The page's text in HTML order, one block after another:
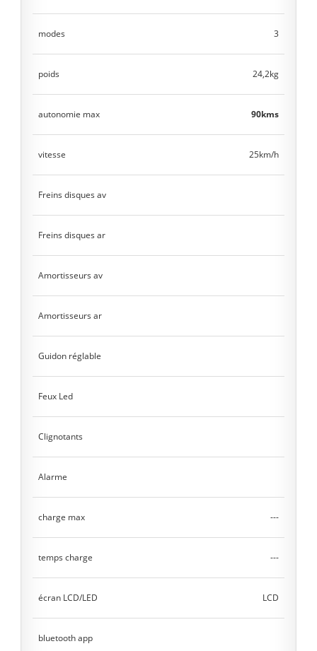
modes 3
poids 24,2kg
autonomie max 90kms
vitesse 25km/h
Freins disques av
Freins disques ar
Amortisseurs av
Amortisseurs ar
Guidon réglable
Feux Led
Clignotants
Alarme
charge max ---
temps charge ---
écran LCD/LED LCD
bluetooth app